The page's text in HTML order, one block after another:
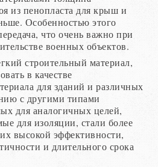
из пенопласта для крыш и
Особенностью этого
что очень важно при
военных объектов.
строительный материал,
в качестве
для зданий и различных
с другими типами
для аналогичных целей,
для изоляции, стали более
высокой эффективности,
и длительного срока